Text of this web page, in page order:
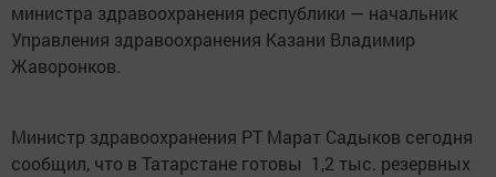
министра здравоохранения республики — начальник
Управления здравоохранения Казани Владимир
Жаворонков.
Министр здравоохранения РТ Марат Садыков сегодня
сообщил, что в Татарстане готовы 1,2 тыс. резервных